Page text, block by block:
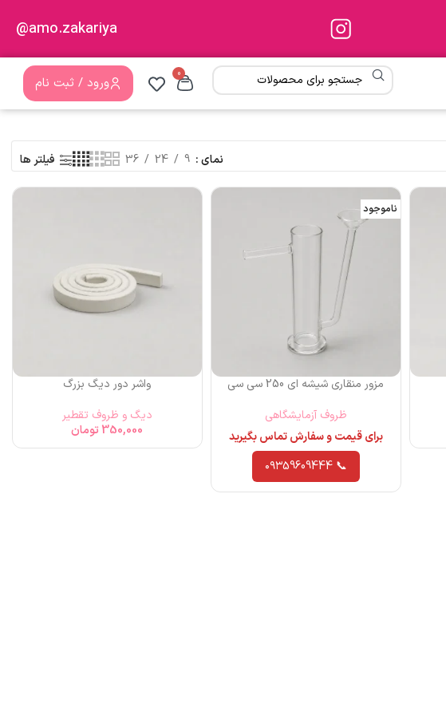
amo.zakariya@
0
ورود / ثبت نام
نمای 9
24
36 فیلتر ها
ناموجود
مزور منقاری شیشه ای 250 سی سی
ظروف آزمایشگاهی
برای قیمت و سفارش تماس بگیرید
📞 ۰۹۳59609444
واشر دور دیگ بزرگ
دیگ و ظروف تقطیر
350,000 تومان